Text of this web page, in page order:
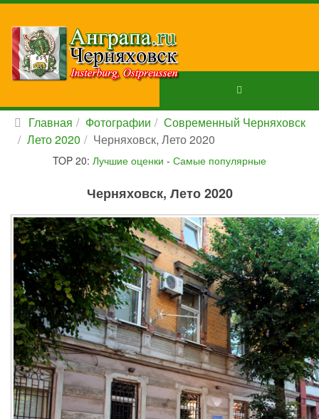
Главная Фотографии
Современный Черняховск
Лето 2020
Черняховск, Лето 2020
TOP 20: Лучшие оценки - Самые популярные
Черняховск, Лето 2020